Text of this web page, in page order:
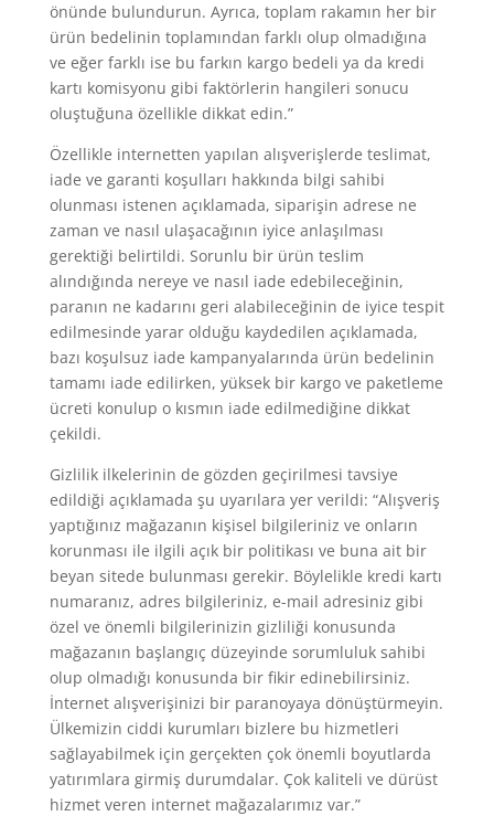
önünde bulundurun. Ayrıca, toplam rakamın her bir
ürün bedelinin toplamından farklı olup olmadığına
ve eğer farklı ise bu farkın kargo bedeli ya da kredi
kartı komisyonu gibi faktörlerin hangileri sonucu
oluştuğuna özellikle dikkat edin.”
Özellikle internetten yapılan alışverişlerde teslimat,
iade ve garanti koşulları hakkında bilgi sahibi
olunması istenen açıklamada, siparişin adrese ne
zaman ve nasıl ulaşacağının iyice anlaşılması
gerektiği belirtildi. Sorunlu bir ürün teslim
alındığında nereye ve nasıl iade edebileceğinin,
paranın ne kadarını geri alabileceğinin de iyice tespit
edilmesinde yarar olduğu kaydedilen açıklamada,
bazı koşulsuz iade kampanyalarında ürün bedelinin
tamamı iade edilirken, yüksek bir kargo ve paketleme
ücreti konulup o kısmın iade edilmediğine dikkat
çekildi.
Gizlilik ilkelerinin de gözden geçirilmesi tavsiye
edildiği açıklamada şu uyarılara yer verildi: “Alışveriş
yaptığınız mağazanın kişisel bilgileriniz ve onların
korunması ile ilgili açık bir politikası ve buna ait bir
beyan sitede bulunması gerekir. Böylelikle kredi kartı
numaranız, adres bilgileriniz, e-mail adresiniz gibi
özel ve önemli bilgilerinizin gizliliği konusunda
mağazanın başlangıç düzeyinde sorumluluk sahibi
olup olmadığı konusunda bir fikir edinebilirsiniz.
İnternet alışverişinizi bir paranoyaya dönüştürmeyin.
Ülkemizin ciddi kurumları bizlere bu hizmetleri
sağlayabilmek için gerçekten çok önemli boyutlarda
yatırımlara girmiş durumdalar. Çok kaliteli ve dürüst
hizmet veren internet mağazalarımız var.”